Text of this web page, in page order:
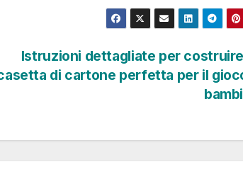
Istruzioni dettagliate per
di cartone perfetta per il